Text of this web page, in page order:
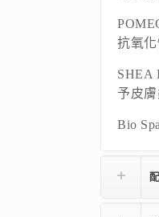
抗氧
SHEA
予皮
Bio